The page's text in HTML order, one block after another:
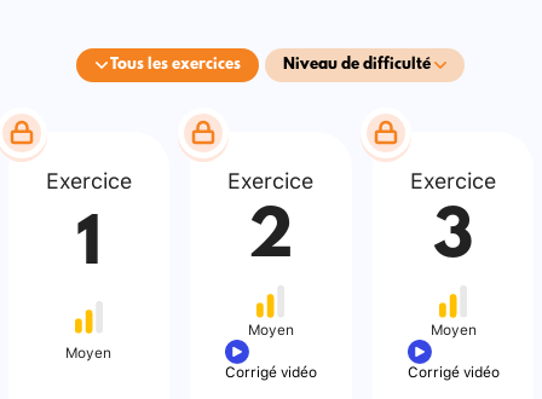
Tous les exercices Niveau de difficulté
Exercice
1
Moyen
Exercice
2
Moyen
Corrigé vidéo
Exercice
3
Moyen
Corrigé vidéo